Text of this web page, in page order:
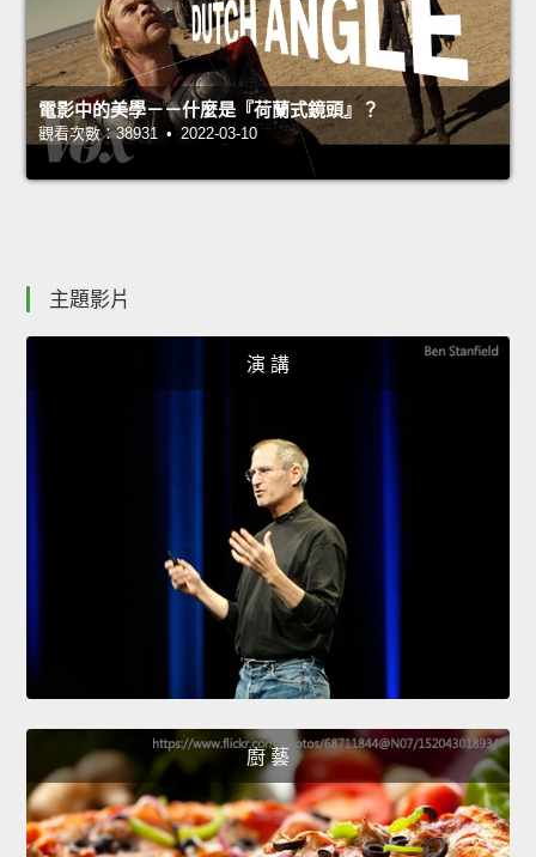
電影中的美學－－什麼是『荷蘭式鏡頭』？
觀看次數：38931 • 2022-03-10
主題影片
演 講
廚 藝